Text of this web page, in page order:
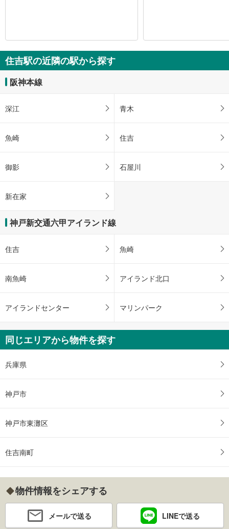
住吉駅の近隣の駅から探す
阪神本線
深江 青木
魚崎 住吉
御影 石屋川
新在家
神戸新交通六甲アイランド線
住吉 魚崎
南魚崎 アイランド北口
アイランドセンター マリンパーク
同じエリアから物件を探す
兵庫県
神戸市
神戸市東灘区
住吉南町
物件情報をシェアする
メールで送る LINEで送る